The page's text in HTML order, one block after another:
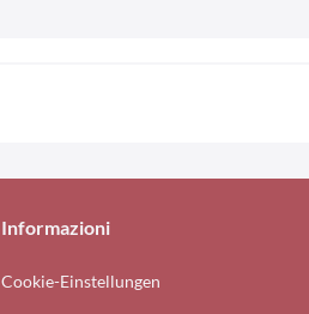
Informazioni
Cookie-Einstellungen